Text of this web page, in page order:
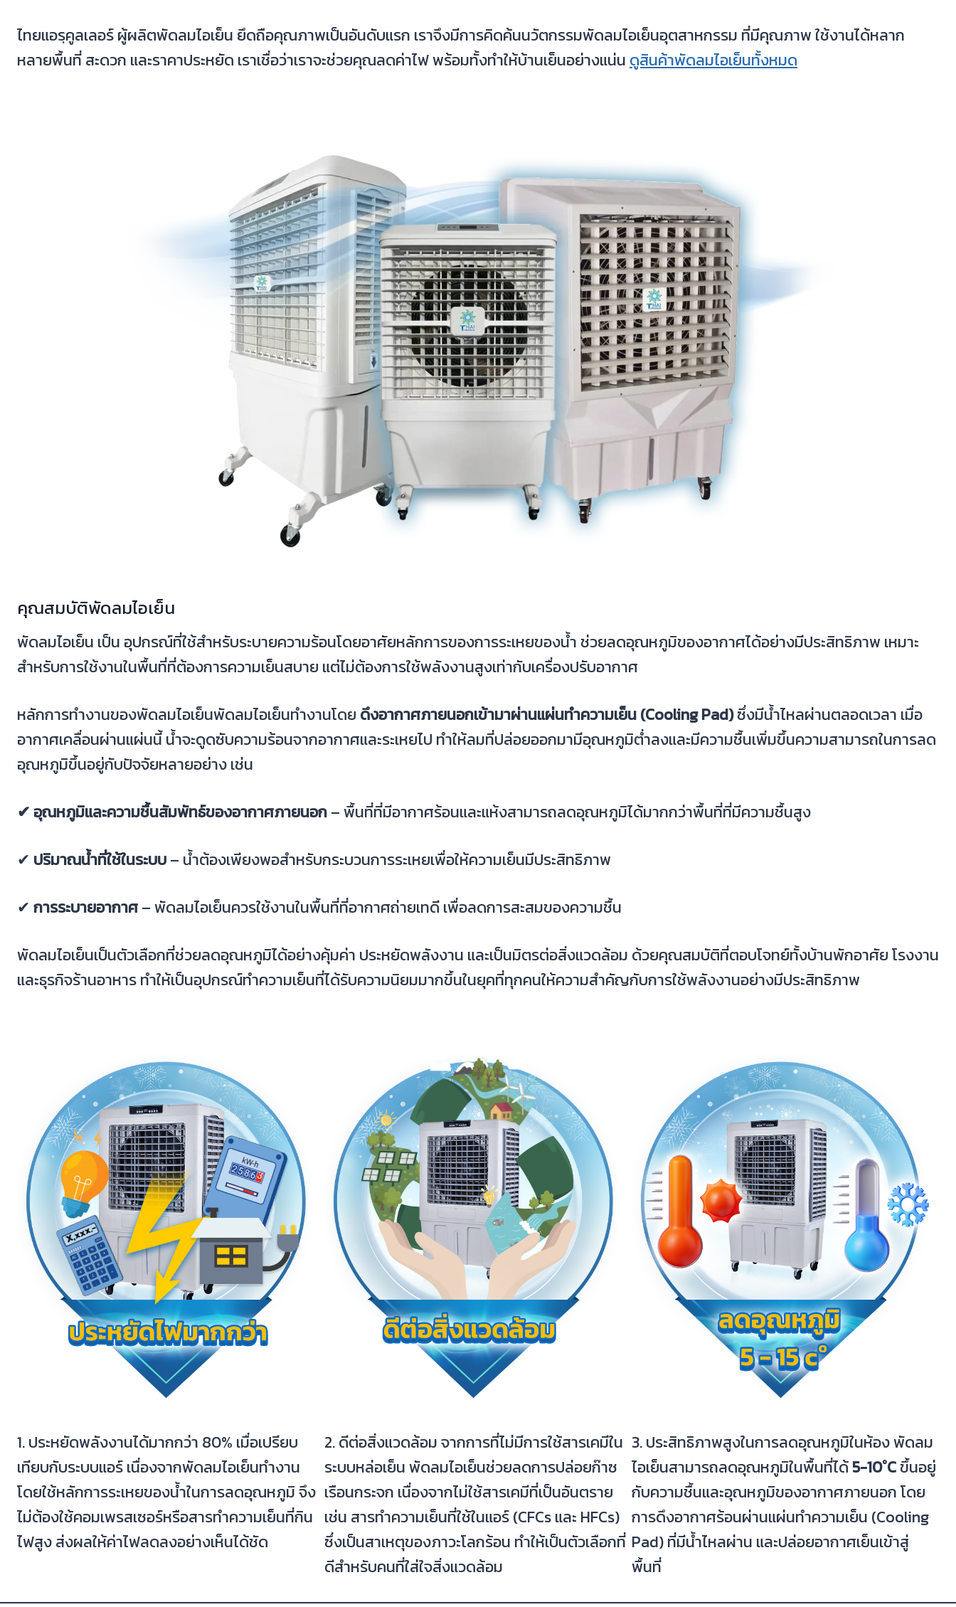
ไทยแอรฺคูลเลอร์ ผู้ผลิตพัดลมไอเย็น ยึดถือคุณภาพเป็นอันดับแรก เราจึงมีการคิดค้นนวัตกรรมพัดลมไอเย็นอุตสาหกรรม ที่มีคุณภาพ ใช้งานได้หลาก
หลายพื้นที่ สะดวก และราคาประหยัด เราเชื่อว่าเราจะช่วยคุณลดค่าไฟ พร้อมทั้งทำให้บ้านเย็นอย่างแน่น ดูสินค้าพัดลมไอเย็นทั้งหมด
คุณสมบัติพัดลมไอเย็น
พัดลมไอเย็น เป็น อุปกรณ์ที่ใช้สำหรับระบายความร้อนโดยอาศัยหลักการของการระเหยของน้ำ ช่วยลดอุณหภูมิของอากาศได้อย่างมีประสิทธิภาพ เหมาะ
สำหรับการใช้งานในพื้นที่ที่ต้องการความเย็นสบาย แต่ไม่ต้องการใช้พลังงานสูงเท่ากับเครื่องปรับอากาศ
หลักการทำงานของพัดลมไอเย็นพัดลมไอเย็นทำงานโดย ดึงอากาศภายนอกเข้ามาผ่านแผ่นทำความเย็น (Cooling Pad)ซึ่งมีน้ำไหลผ่านตลอดเวลา เมื่อ
อากาศเคลื่อนผ่านแผ่นนี้ น้ำจะดูดซับความร้อนจากอากาศและระเหยไป ทำให้ลมที่ปล่อยออกมามีอุณหภูมิต่ำลงและมีความชื้นเพิ่มขึ้นความสามารถในการลด
อุณหภูมิขึ้นอยู่กับปัจจัยหลายอย่าง เช่น
✔ อุณหภูมิและความชื้นสัมพัทธ์ของอากาศภายนอก– พื้นที่ที่มีอากาศร้อนและแห้งสามารถลดอุณหภูมิได้มากกว่าพื้นที่ที่มีความชื้นสูง
✔ ปริมาณน้ำที่ใช้ในระบบ– น้ำต้องเพียงพอสำหรับกระบวนการระเหยเพื่อให้ความเย็นมีประสิทธิภาพ
✔ การระบายอากาศ– พัดลมไอเย็นควรใช้งานในพื้นที่ที่อากาศถ่ายเทดี เพื่อลดการสะสมของความชื้น
พัดลมไอเย็นเป็นตัวเลือกที่ช่วยลดอุณหภูมิได้อย่างคุ้มค่า ประหยัดพลังงาน และเป็นมิตรต่อสิ่งแวดล้อม ด้วยคุณสมบัติที่ตอบโจทย์ทั้งบ้านพักอาศัย โรงงาน
และธุรกิจร้านอาหาร ทำให้เป็นอุปกรณ์ทำความเย็นที่ได้รับความนิยมมากขึ้นในยุคที่ทุกคนให้ความสำคัญกับการใช้พลังงานอย่างมีประสิทธิภาพ
1. ประหยัดพลังงานได้มากกว่า 80% เมื่อเปรียบ
เทียบกับระบบแอร์ เนื่องจากพัดลมไอเย็นทำงาน
โดยใช้หลักการระเหยของน้ำในการลดอุณหภูมิ จึง
ไม่ต้องใช้คอมเพรสเซอร์หรือสารทำความเย็นที่กิน
ไฟสูง ส่งผลให้ค่าไฟลดลงอย่างเห็นได้ชัด
2. ดีต่อสิ่งแวดล้อม จากการที่ไม่มีการใช้สารเคมีใน
ระบบหล่อเย็น พัดลมไอเย็นช่วยลดการปล่อยก๊าซ
เรือนกระจก เนื่องจากไม่ใช้สารเคมีที่เป็นอันตราย
เช่น สารทำความเย็นที่ใช้ในแอร์ (CFCs และ HFCs)
ซึ่งเป็นสาเหตุของภาวะโลกร้อน ทำให้เป็นตัวเลือกที่
ดีสำหรับคนที่ใส่ใจสิ่งแวดล้อม
3. ประสิทธิภาพสูงในการลดอุณหภูมิในห้อง พัดลม
ไอเย็นสามารถลดอุณหภูมิในพื้นที่ได้5-10°Cขึ้นอยู่
กับความชื้นและอุณหภูมิของอากาศภายนอก โดย
การดึงอากาศร้อนผ่านแผ่นทำความเย็น (Cooling
Pad) ที่มีน้ำไหลผ่าน และปล่อยอากาศเย็นเข้าสู่
พื้นที่